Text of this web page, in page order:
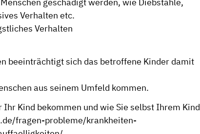
Verhalten etc.
Verhalten
beeinträchtigt sich das betroffene Kinder damit
aus seinem Umfeld kommen.
Kind bekommen und wie Sie selbst Ihrem Kind
fragen-probleme/krankheiten-